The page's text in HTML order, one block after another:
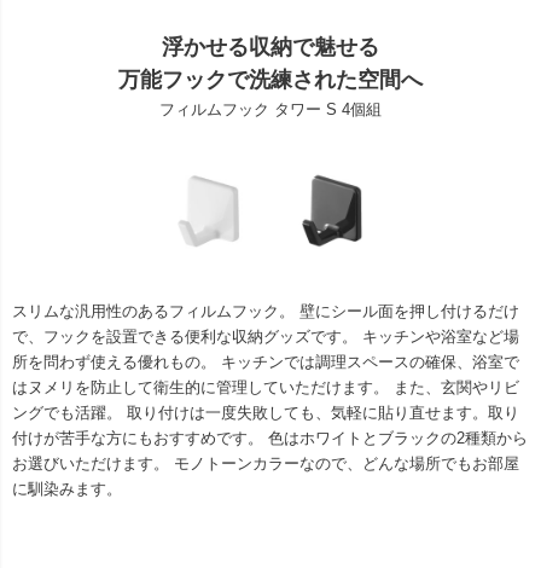
浮かせる収納で魅せる
万能フックで洗練された空間へ
フィルムフック タワー S 4個組
スリムな汎用性のあるフィルムフック。 壁にシール面を押し付けるだけ
で、フックを設置できる便利な収納グッズです。 キッチンや浴室など場
所を問わず使える優れもの。 キッチンでは調理スペースの確保、浴室で
はヌメリを防止して衛生的に管理していただけます。 また、玄関やリビ
ングでも活躍。 取り付けは一度失敗しても、気軽に貼り直せます。取り
付けが苦手な方にもおすすめです。 色はホワイトとブラックの2種類から
お選びいただけます。 モノトーンカラーなので、どんな場所でもお部屋
に馴染みます。